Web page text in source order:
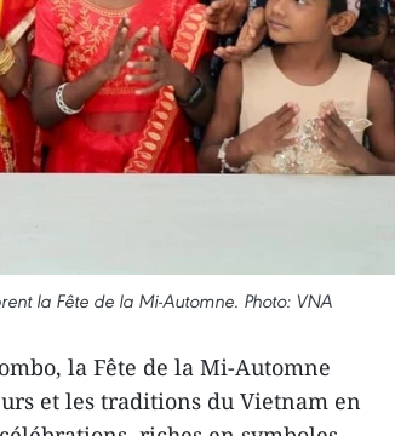
la Fête de la Mi-Automne. Photo: VNA
la Fête de la Mi-Automne
et les traditions du Vietnam en